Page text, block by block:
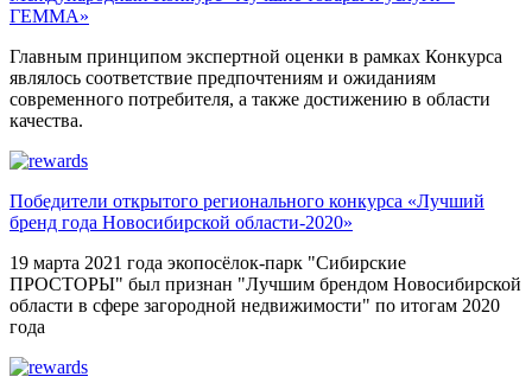
ГЕММА»
Главным принципом экспертной оценки в рамках Конкурса
являлось соответствие предпочтениям и ожиданиям
современного потребителя, а также достижению в области
качества.
Победители открытого регионального конкурса «Лучший
бренд года Новосибирской области-2020»
19 марта 2021 года экопосёлок-парк "Сибирские
ПРОСТОРЫ" был признан "Лучшим брендом Новосибирской
области в сфере загородной недвижимости" по итогам 2020
года